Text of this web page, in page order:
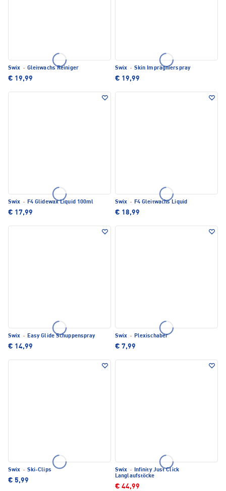
Swix · Gleitwachs Reiniger
€ 19,99
Swix · Skin Imprägnierspray
€ 19,99
Swix · F4 Glidewax Liquid 100ml
€ 17,99
Swix · F4 Gleitwachs Liquid
€ 18,99
Swix · Easy Glide Schuppenspray
€ 14,99
Swix · Plexischaber
€ 7,99
Swix · Ski-Clips
€ 5,99
Swix · Infinity Just Click
Langlaufstöcke
€ 44,99